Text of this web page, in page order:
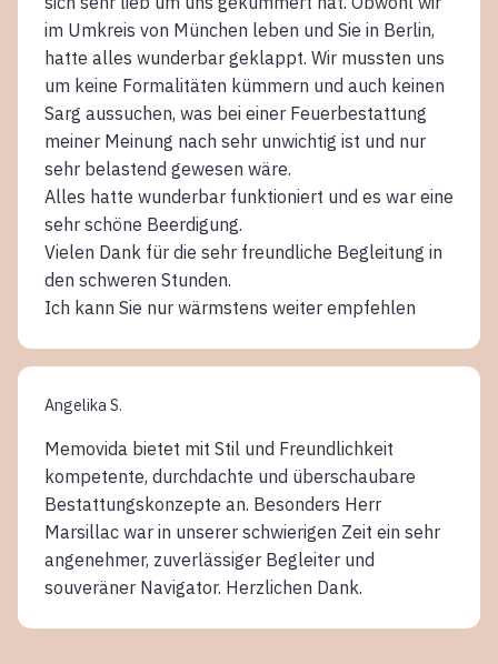
im Umkreis von München leben und Sie in Berlin,
hatte alles wunderbar geklappt. Wir mussten uns
um keine Formalitäten kümmern und auch keinen
Sarg aussuchen, was bei einer Feuerbestattung
meiner Meinung nach sehr unwichtig ist und nur
sehr belastend gewesen wäre.
Alles hatte wunderbar funktioniert und es war eine
sehr schöne Beerdigung.
Vielen Dank für die sehr freundliche Begleitung in
den schweren Stunden.
Ich kann Sie nur wärmstens weiter empfehlen
Angelika S.
Memovida bietet mit Stil und Freundlichkeit
kompetente, durchdachte und überschaubare
Bestattungskonzepte an. Besonders Herr
Marsillac war in unserer schwierigen Zeit ein sehr
angenehmer, zuverlässiger Begleiter und
souveräner Navigator. Herzlichen Dank.